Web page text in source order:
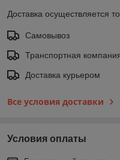
Доставка осуществляется
Самовывоз
Транспортная
Доставка курьером
Все условия доставки
Условия оплаты